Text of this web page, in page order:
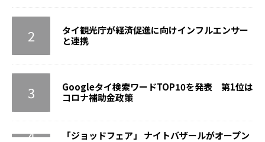
タイ観光庁が経済促進に向けインフルエンサー
と連携
Googleタイ検索ワードTOP10を発表 第1位は
コロナ補助金政策
「ジョッドフェア」 ナイトバザールがオープン